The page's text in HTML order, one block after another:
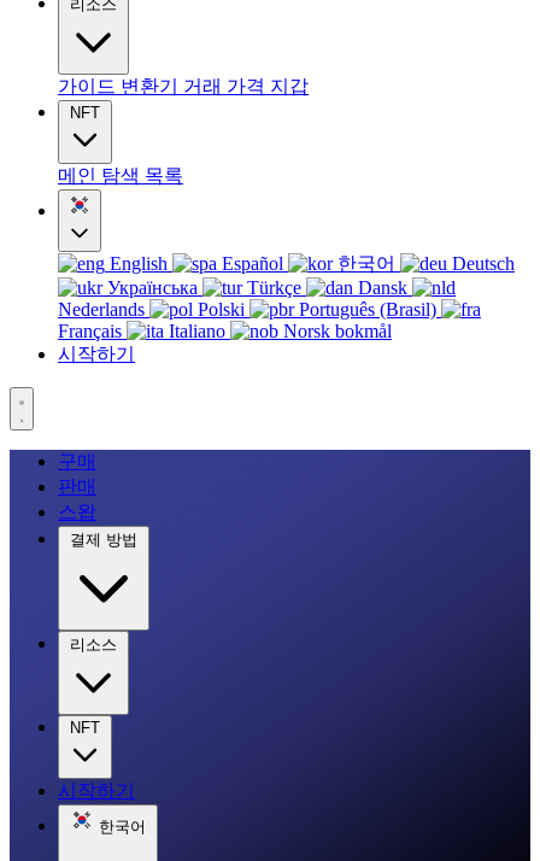
리소스
가이드 변환기 거래 가격 지갑
NFT
메인 탐색 목록
English Español 한국어
Deutsch
Українська
Türkçe
Dansk
Nederlands
Polski
Português (Brasil)
Français
Italiano
Norsk bokmål
시작하기
구매
판매
스왑
결제 방법
리소스
NFT
시작하기
한국어